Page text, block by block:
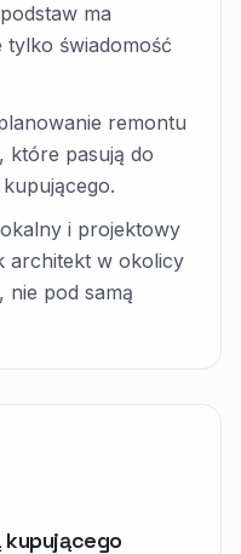
ma
świadomość
remontu
które pasują do
i projektowy
architekt w okolicy
pod samą